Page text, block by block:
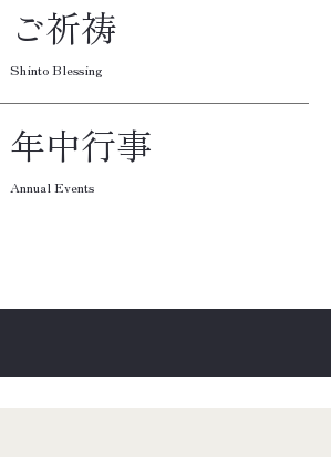
ご祈祷
Shinto Blessing
年中行事
Annual Events